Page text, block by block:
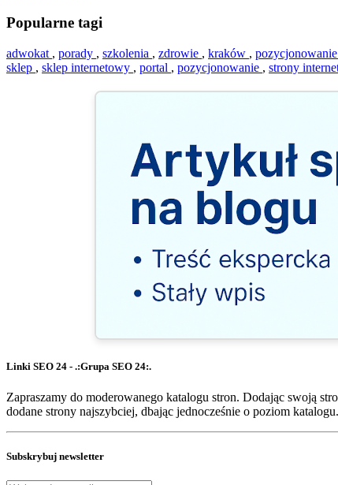
Popularne tagi
adwokat , porady , szkolenia , zdrowie , kraków ,
sklep , sklep internetowy , portal , pozycjonowanie , strony
Linki SEO 24 - .:Grupa SEO 24:.
Zapraszamy do moderowanego katalogu stron. Dodając swoją
dodane strony najszybciej, dbając jednocześnie o poziom katalogu.
Subskrybuj newsletter